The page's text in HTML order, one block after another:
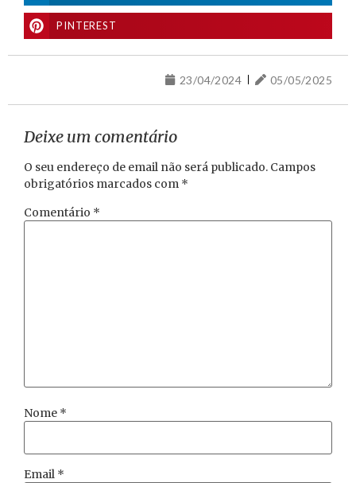
PINTEREST
23/04/2024 05/05/2025
Deixe um comentário
O seu endereço de email não será publicado. Campos
obrigatórios marcados com *
Comentário *
Nome *
Email *